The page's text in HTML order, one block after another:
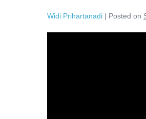
Widi Prihartanadi | Posted on